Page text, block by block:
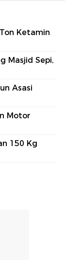
Ketamin
Masjid Sepi,
Asasi
Motor
150 Kg